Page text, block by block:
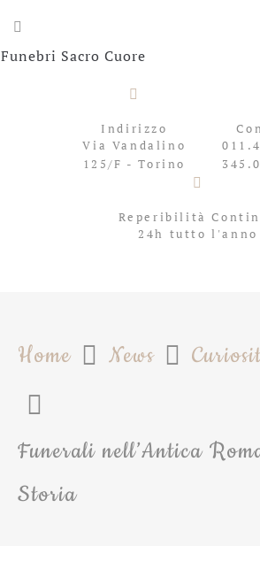
Indirizzo
Via Vandalino
125/F - Torino
Reperibilità
24h tutto l'anno
Home News
Funerali nell’Antica
Storia